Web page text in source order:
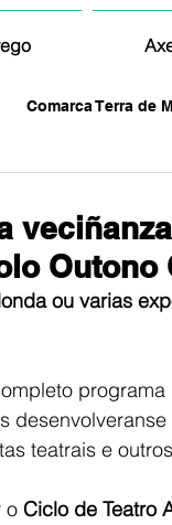
Comarca Terra de
Outono
ou varias
teatrais e
o Ciclo de Teatro